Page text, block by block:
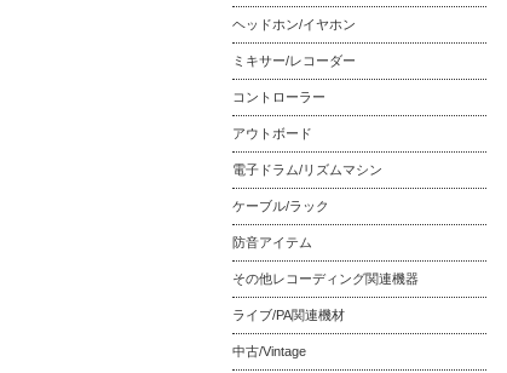
ヘッドホン/イヤホン
ミキサー/レコーダー
コントローラー
アウトボード
電子ドラム/リズムマシン
ケーブル/ラック
防音アイテム
その他レコーディング関連機器
ライブ/PA関連機材
中古/Vintage